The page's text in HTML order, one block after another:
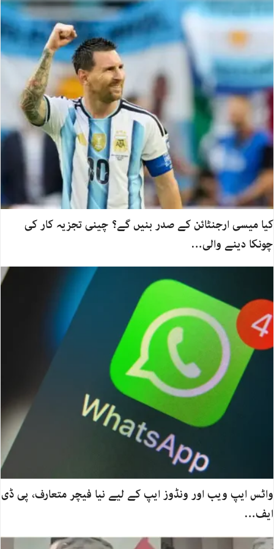
کیا میسی ارجنٹائن کے صدر بنیں گے؟ چینی تجزیہ کار کی
چونکا دینے والی…
واٹس ایپ ویب اور ونڈوز ایپ کے لیے نیا فیچر متعارف، پی ڈی
ایف…